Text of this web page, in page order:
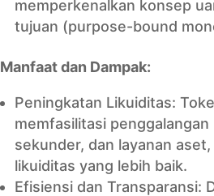
memperkenalkan konsep
tujuan (purpose-bound
Manfaat dan Dampak:
Peningkatan Likuiditas:
memfasilitasi
sekunder, dan layanan
likuiditas yang lebih baik.
Efisiensi dan Transparansi: